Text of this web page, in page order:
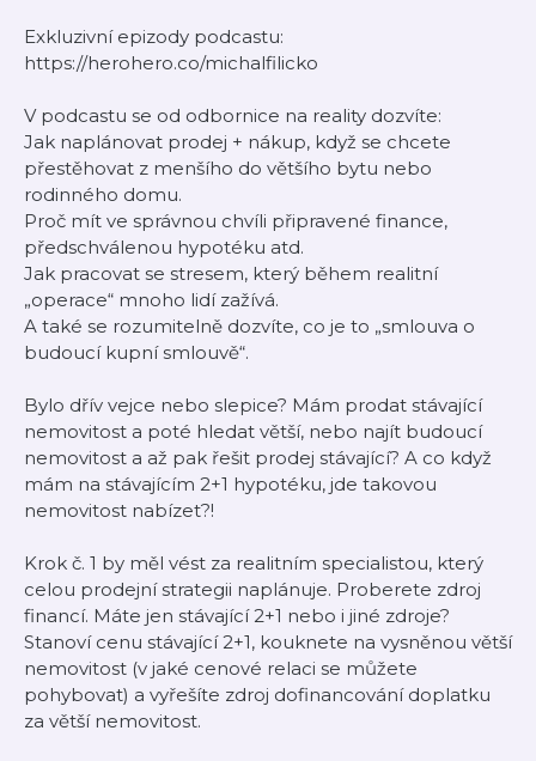
Exkluzivní epizody podcastu:
https://herohero.co/michalfilicko
V podcastu se od odbornice na reality dozvíte:
Jak naplánovat prodej + nákup, když se chcete
přestěhovat z menšího do většího bytu nebo
rodinného domu.
Proč mít ve správnou chvíli připravené finance,
předschválenou hypotéku atd.
Jak pracovat se stresem, který během realitní
„operace“ mnoho lidí zažívá.
A také se rozumitelně dozvíte, co je to „smlouva o
budoucí kupní smlouvě“.
Bylo dřív vejce nebo slepice? Mám prodat stávající
nemovitost a poté hledat větší, nebo najít budoucí
nemovitost a až pak řešit prodej stávající? A co když
mám na stávajícím 2+1 hypotéku, jde takovou
nemovitost nabízet?!
Krok č. 1 by měl vést za realitním specialistou, který
celou prodejní strategii naplánuje. Proberete zdroj
financí. Máte jen stávající 2+1 nebo i jiné zdroje?
Stanoví cenu stávající 2+1, kouknete na vysněnou větší
nemovitost (v jaké cenové relaci se můžete
pohybovat) a vyřešíte zdroj dofinancování doplatku
za větší nemovitost.